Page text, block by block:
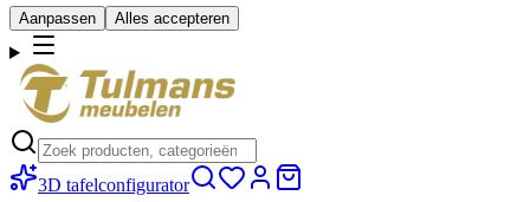
Aanpassen Alles accepteren
3D tafelconfigurator